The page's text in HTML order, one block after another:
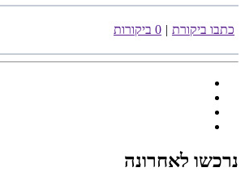
כתבו ביקורת | 0 ביקורות
נרכשו לאחרונה